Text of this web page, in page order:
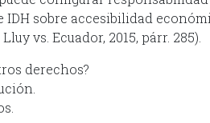
IDH sobre accesibilidad
vs. Ecuador, 2015, párr. 285).
derechos?